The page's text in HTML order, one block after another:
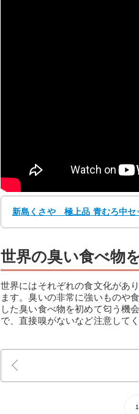
新島くさや 極上品 青むろ中セ
世界の臭い食べ物
世界にはそれぞれの食文化があ
ます。臭いの非常に強いものや
した臭い食べ物を初めて匂う機
で、直接嗅がないなど注意してく
1